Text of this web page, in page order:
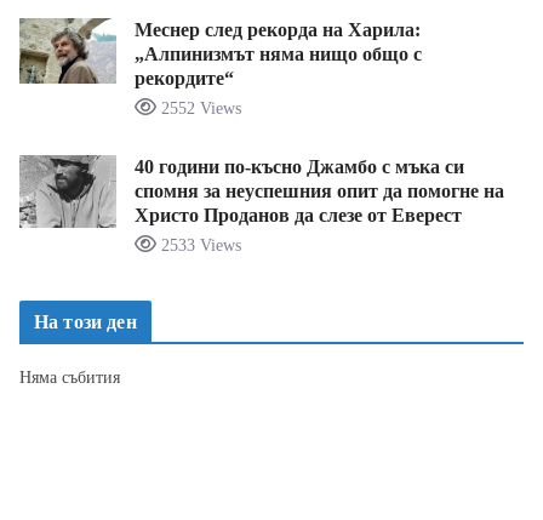
Меснер след рекорда на Харила:
„Алпинизмът няма нищо общо с
рекордите“
2552 Views
40 години по-късно Джамбо с мъка си
спомня за неуспешния опит да помогне на
Христо Проданов да слезе от Еверест
2533 Views
На този ден
Няма събития